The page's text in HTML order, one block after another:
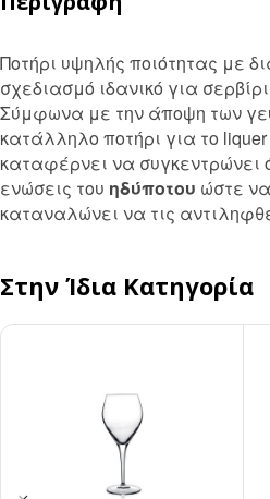
Ποτήρι υψηλής ποιότητας με
σχεδιασμό ιδανικό για
Σύμφωνα με την άποψη των
κατάλληλο ποτήρι για το
καταφέρνει να συγκεντρώνει
ενώσεις του ηδύποτου ώστε
καταναλώνει να τις
Στην Ίδια Κατηγορία